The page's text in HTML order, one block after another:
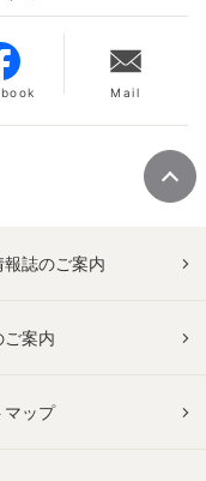
Mail
報誌のご案内
ご案内
マップ